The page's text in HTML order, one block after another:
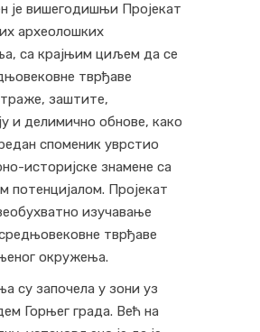
је вишегодишњи Пројекат
археолошких
са крајњим циљем да се
тврђаве
заштите,
и делимично обнове, како
споменик уврстио
историјске знамене са
потенцијалом. Пројекат
изучавање
тврђаве
окружења.
су започела у зони уз
Горњег града. Већ на